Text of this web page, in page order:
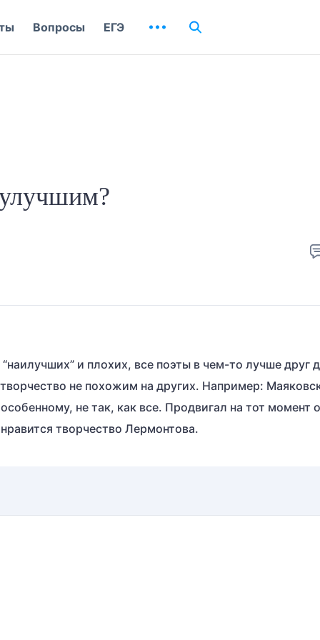
и плохих, все поэты в чем-то лучше друг
не похожим на других. Например:
не так, как все. Продвигал на тот момент
творчество Лермонтова.
Вопросы ЕГЭ